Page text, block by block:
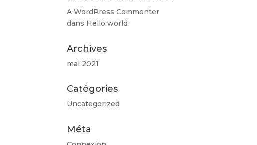
A WordPress Commenter
dans Hello world!
Archives
mai 2021
Catégories
Uncategorized
Méta